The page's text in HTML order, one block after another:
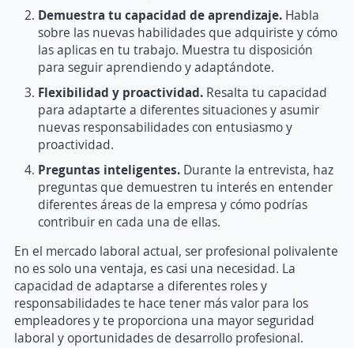
Demuestra tu capacidad de aprendizaje. Habla
sobre las nuevas habilidades que adquiriste y cómo
las aplicas en tu trabajo. Muestra tu disposición
para seguir aprendiendo y adaptándote.
Flexibilidad y proactividad. Resalta tu capacidad
para adaptarte a diferentes situaciones y asumir
nuevas responsabilidades con entusiasmo y
proactividad.
Preguntas inteligentes. Durante la entrevista, haz
preguntas que demuestren tu interés en entender
diferentes áreas de la empresa y cómo podrías
contribuir en cada una de ellas.
En el mercado laboral actual, ser profesional polivalente
no es solo una ventaja, es casi una necesidad. La
capacidad de adaptarse a diferentes roles y
responsabilidades te hace tener más valor para los
empleadores y te proporciona una mayor seguridad
laboral y oportunidades de desarrollo profesional.